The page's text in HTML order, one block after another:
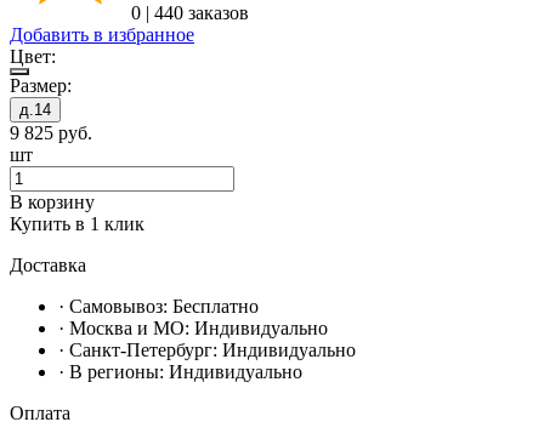
0 | 440 заказов
Добавить в избранное
Цвет:
Размер:
д.14
9 825 руб.
шт
В корзину
Купить в 1 клик
Доставка
· Самовывоз: Бесплатно
· Москвa и МО: Индивидуально
· Санкт-Петербург: Индивидуально
· В регионы: Индивидуально
Оплата